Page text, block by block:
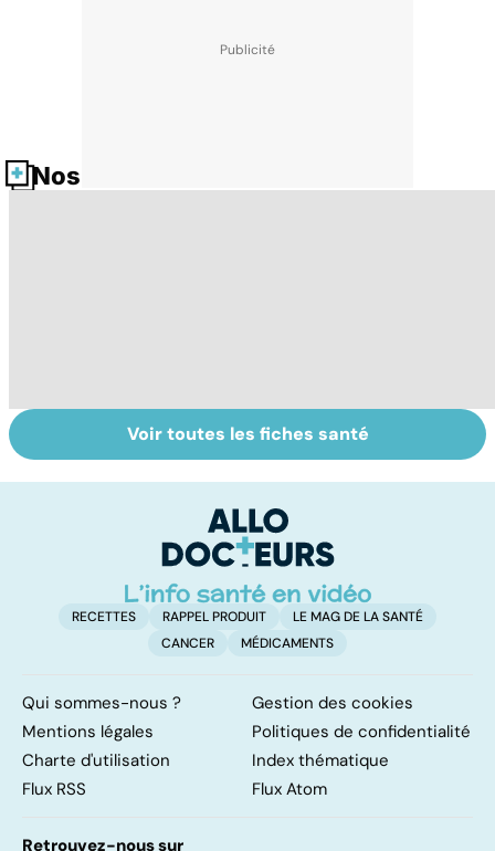
Nos fiches santé
Faire du sport à
domicile, c'est
Don de gamètes :
le pour et le
levée de
l'anonymat
Voir toutes les fiches santé
RECETTES RAPPEL PRODUIT
LE MAG DE LA SANTÉ
CANCER
MÉDICAMENTS
Qui sommes-nous ?
Gestion des cookies
Mentions légales
Politiques de confidentialité
Charte d'utilisation
Index thématique
Flux RSS
Flux Atom
Retrouvez-nous sur